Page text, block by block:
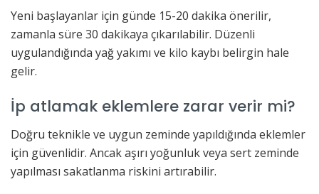
Yeni başlayanlar için günde 15-20 dakika önerilir,
zamanla süre 30 dakikaya çıkarılabilir. Düzenli
uygulandığında yağ yakımı ve kilo kaybı belirgin hale
gelir.
İp atlamak eklemlere zarar verir mi?
Doğru teknikle ve uygun zeminde yapıldığında eklemler
için güvenlidir. Ancak aşırı yoğunluk veya sert zeminde
yapılması sakatlanma riskini artırabilir.